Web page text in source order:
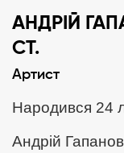
АНДРІЙ
СТ.
Артист
Народився 24
Андрій